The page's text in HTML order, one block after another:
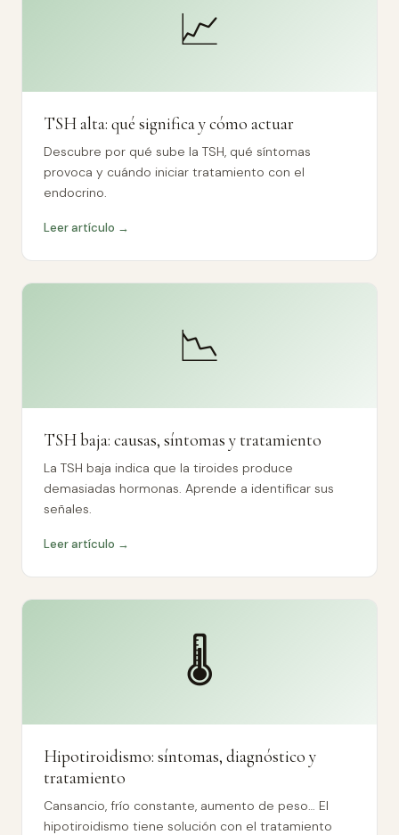
📈
TSH alta: qué significa y cómo actuar
Descubre por qué sube la TSH, qué síntomas
provoca y cuándo iniciar tratamiento con el
endocrino.
Leer artículo →
📉
TSH baja: causas, síntomas y tratamiento
La TSH baja indica que la tiroides produce
demasiadas hormonas. Aprende a identificar sus
señales.
Leer artículo →
🌡️
Hipotiroidismo: síntomas, diagnóstico y
tratamiento
Cansancio, frío constante, aumento de peso… El
hipotiroidismo tiene solución con el tratamiento